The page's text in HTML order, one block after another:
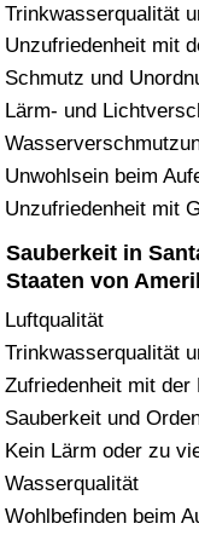
Trinkwasserqualität
Unzufriedenheit mit
Schmutz und
Lärm- und
Unwohlsein beim
Unzufriedenheit mit
Sauberkeit in
Staaten von
Luftqualität
Trinkwasserqualität
Zufriedenheit mit der
Sauberkeit und
Kein Lärm oder zu
Wasserqualität
Wohlbefinden beim
Kriminalitätsindex